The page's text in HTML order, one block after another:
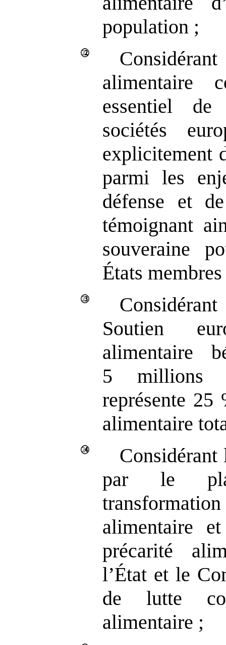
population ;
alimentaire
essentiel
sociétés
explicitement
parmi les
défense et
témoignant
souveraine
États
Soutien
alimentaire
5 millions
représente 25
alimentaire
par le
alimentaire
précarité
l’État et le
de lutte
alimentaire ;